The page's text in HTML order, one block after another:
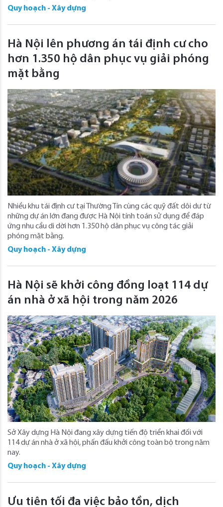
Quy hoạch - Xây dựng
Hà Nội lên phương án tái định cư cho
hơn 1.350 hộ dân phục vụ giải phóng
mặt bằng
Nhiều khu tái định cư tại Thường Tín cùng các quỹ đất dôi dư từ
những dự án lớn đang được Hà Nội tính toán sử dụng để đáp
ứng nhu cầu di dời hơn 1.350 hộ dân phục vụ công tác giải
phóng mặt bằng.
Quy hoạch - Xây dựng
Hà Nội sẽ khởi công đồng loạt 114 dự
án nhà ở xã hội trong năm 2026
Sở Xây dựng Hà Nội đang xây dựng tiến độ triển khai đối với
114 dự án nhà ở xã hội, phấn đấu khởi công toàn bộ trong năm
nay.
Quy hoạch - Xây dựng
Ưu tiên tối đa việc bảo tồn, dịch